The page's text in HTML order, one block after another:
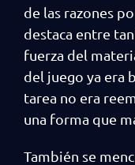
de las razones
destaca entre
fuerza del
del juego ya era
tarea no era
una forma que
También se